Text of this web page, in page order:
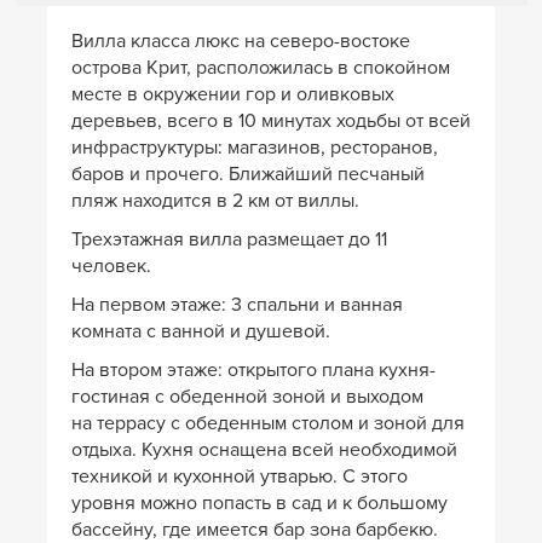
Вилла класса люкс на северо-востоке
острова Крит, расположилась в спокойном
месте в окружении гор и оливковых
деревьев, всего в 10 минутах ходьбы от всей
инфраструктуры: магазинов, ресторанов,
баров и прочего. Ближайший песчаный
пляж находится в 2 км от виллы.
Трехэтажная вилла размещает до 11
человек.
На первом этаже: 3 спальни и ванная
комната с ванной и душевой.
На втором этаже: открытого плана кухня-
гостиная с обеденной зоной и выходом
на террасу с обеденным столом и зоной для
отдыха. Кухня оснащена всей необходимой
техникой и кухонной утварью. С этого
уровня можно попасть в сад и к большому
бассейну, где имеется бар зона барбекю.